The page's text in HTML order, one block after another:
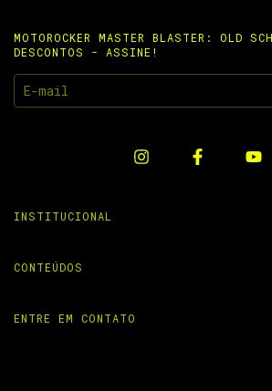
MOTOROCKER MASTER BLASTER: OLD
DESCONTOS - ASSINE!
INSTITUCIONAL
CONTEÚDOS
ENTRE EM CONTATO